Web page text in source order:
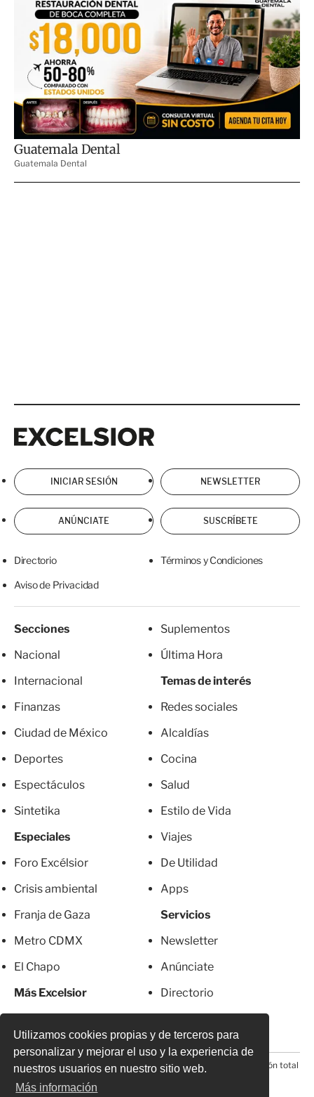
Utilizamos cookies propias y de terceros para
personalizar y mejorar el uso y la experiencia de
nuestros usuarios en nuestro sitio web.
Más información
INICIAR SESIÓN NEWSLETTER
ANÚNCIATE SUSCRÍBETE
Directorio Términos y Condiciones
Aviso de Privacidad
Secciones
Nacional
Internacional
Finanzas
Ciudad de México
Deportes
Espectáculos
Sintetika
Especiales
Foro Excélsior
Crisis ambiental
Franja de Gaza
Metro CDMX
El Chapo
Más Excelsior
Suplementos
Última Hora
Temas de interés
Redes sociales
Alcaldías
Cocina
Salud
Estilo de Vida
Viajes
De Utilidad
Apps
Servicios
Newsletter
Anúnciate
Directorio
© 2026 Todos los derechos reservados. Prohibida la reproducción total
o parcial, incluyendo cualquier medio electrónico*